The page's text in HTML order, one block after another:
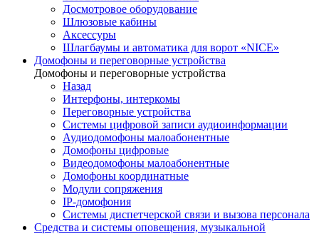
Досмотровое оборудование
Шлюзовые кабины
Аксессуры
Шлагбаумы и автоматика для ворот «NICE»
Домофоны и переговорные устройства
Домофоны и переговорные устройства
Назад
Интерфоны, интеркомы
Переговорные устройства
Системы цифровой записи аудиоинформации
Аудиодомофоны малоабонентные
Домофоны цифровые
Видеодомофоны малоабонентные
Домофоны координатные
Модули сопряжения
IP-домофония
Системы диспетчерской связи и вызова персонала
Средства и системы оповещения, музыкальной